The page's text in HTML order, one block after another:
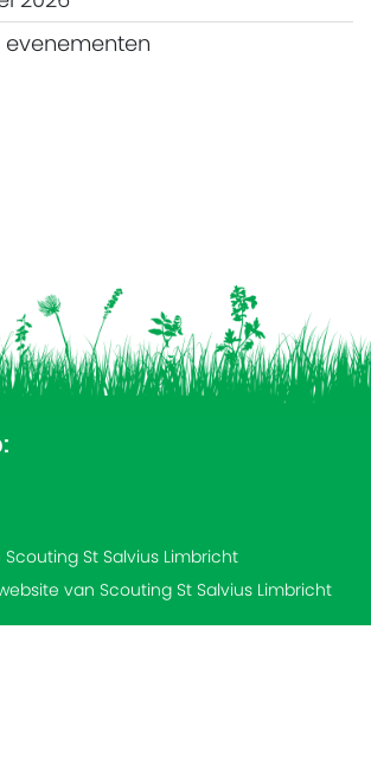
evenementen
St Salvius Limbricht
van Scouting St Salvius Limbricht